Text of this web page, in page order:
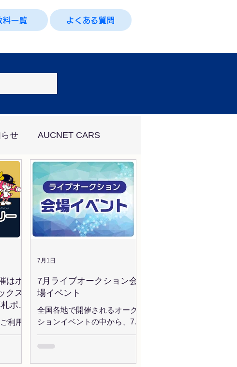
料一覧 よくある質問
せ AUCNET CARS
はポ
クス
ポイ
ン開
利用
うご
クネ
7月ライブオークション会
場イベント
全国各地で開催されるオーク
ションイベントの中から、7月
のおすすめイベントを厳選！
気になる会場をぜひチェック
7月1日